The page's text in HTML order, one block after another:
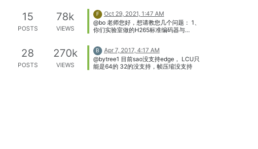
15
POSTS
78k
VIEWS
F
Oct 29, 2021, 1:47 AM
@bo 老师您好，想请教您几个问题： 1、
你们实验室做的H265标准编码器与
式都进行PK吗？ 3、在做ME的时候搜索
范围是全图大小，还是一定范围，范围是
多少？ 4、整个RDO过程bits估计有参考
28
POSTS
270k
VIEWS
B
Apr 7, 2017, 4:17 AM
@bytree1 目前sao没支持edge， LCU只
能是64的 32的没支持，帧压缩没支持